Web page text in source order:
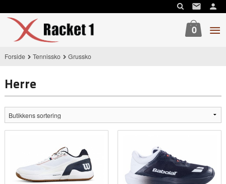
til
innholdet
0
Forside Tennissko Grussko
Herre